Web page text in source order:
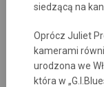
siedzącą na
Oprócz Juliet
kamerami
urodzona we
która w